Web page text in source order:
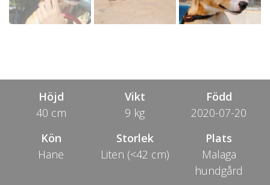
Höjd
40 cm
Vikt
9 kg
Född
2020-07-20
Kön
Hane
Storlek
Liten (<42 cm)
Plats
Malaga
hundgård